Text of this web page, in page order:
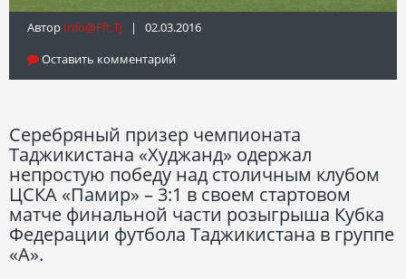
Автор Info@fft.tj | 02.03.2016
Оставить комментарий
Серебряный призер чемпионата
Таджикистана «Худжанд» одержал
непростую победу над столичным клубом
ЦСКА «Памир» – 3:1 в своем стартовом
матче финальной части розыгрыша Кубка
Федерации футбола Таджикистана в группе
«А».